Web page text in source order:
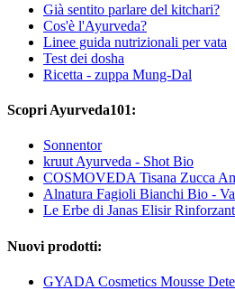
Già sentito parlare del kitchari?
Cos'è l'Ayurveda?
Linee guida nutrizionali per vata
Test dei dosha
Ricetta - zuppa Mung-Dal
Scopri Ayurveda101:
Sonnentor
kruut Ayurveda - Shot Bio
COSMOVEDA Tisana Zucca
Alnatura Fagioli Bianchi Bio -
Le Erbe di Janas Elisir
Nuovi prodotti:
GYADA Cosmetics Mousse